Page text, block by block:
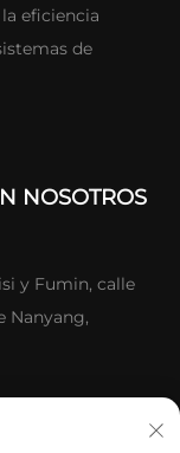
eficiencia
de
NOSOTROS
y Fumin, calle
Nanyang,